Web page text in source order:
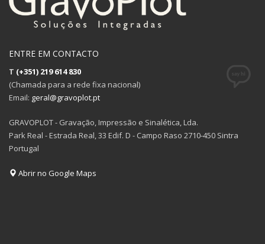
ENTRE EM CONTACTO
T (+351) 219 614 830
(Chamada para a rede fixa nacional)
Email: geral@gravoplot.pt
GRAVOPLOT - Gravação, Impressão e Sinalética, Lda.
Park Real - Estrada Real, 33 Edif. D - Campo Raso 2710-450 Sintra
Portugal
Abrir no Google Maps